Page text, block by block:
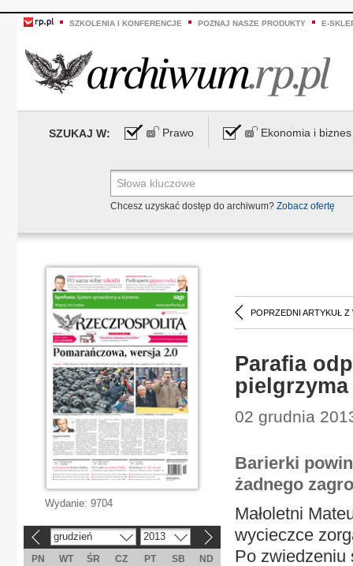
SZKOLENIA I KONFERENCJE POZNAJ NASZE PRODUKTY E-
SZUKAJ W: Prawo Ekonomia i biznes
Chcesz uzyskać dostęp do archiwum? Zobacz ofertę
POPRZEDNI ARTYKUŁ Z
Parafia
pielgrzyma
02 grudnia
Barierki
żadnego
Małoletni
wycieczce
Po zwiedzeniu
Wydanie: 9704
grudzień 2013
PN WT ŚR CZ PT SB
ND